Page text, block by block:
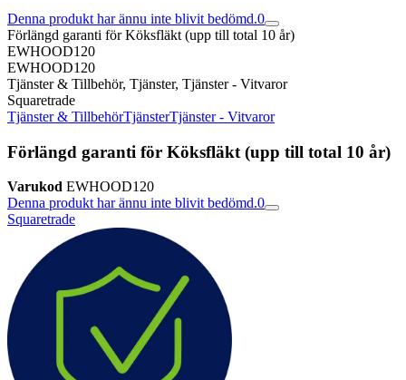
Denna produkt har ännu inte blivit bedömd.0
Förlängd garanti för Köksfläkt (upp till total 10 år)
EWHOOD120
EWHOOD120
Tjänster & Tillbehör, Tjänster, Tjänster - Vitvaror
Squaretrade
Tjänster & TillbehörTjänsterTjänster - Vitvaror
Förlängd garanti för Köksfläkt (upp till total 10 år)
Varukod EWHOOD120
Denna produkt har ännu inte blivit bedömd.0
Squaretrade